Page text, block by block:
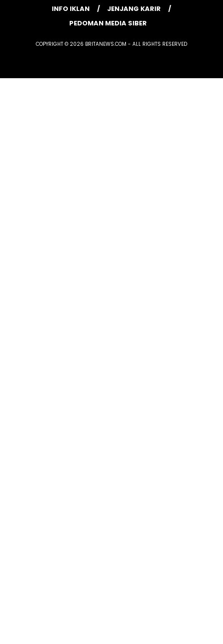
INFO IKLAN
JENJANG KARIR
PEDOMAN MEDIA SIBER
COPYRIGHT © 2026 BRITANEWS.COM - ALL RIGHTS RESERVED